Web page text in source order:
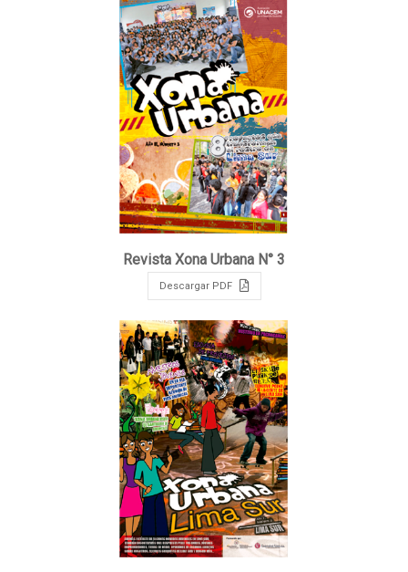
Revista Xona Urbana N° 3
Descargar PDF